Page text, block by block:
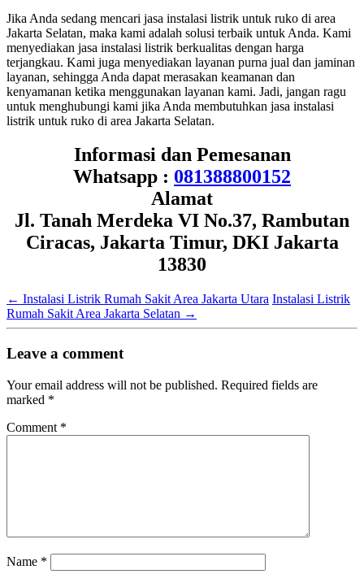
Jika Anda sedang mencari jasa instalasi listrik untuk ruko di area
Jakarta Selatan, maka kami adalah solusi terbaik untuk Anda. Kami
menyediakan jasa instalasi listrik berkualitas dengan harga
terjangkau. Kami juga menyediakan layanan purna jual dan jaminan
layanan, sehingga Anda dapat merasakan keamanan dan
kenyamanan ketika menggunakan layanan kami. Jadi, jangan ragu
untuk menghubungi kami jika Anda membutuhkan jasa instalasi
listrik untuk ruko di area Jakarta Selatan.
Informasi dan Pemesanan
Whatsapp : 081388800152
Alamat
Jl. Tanah Merdeka VI No.37, Rambutan
Ciracas, Jakarta Timur, DKI Jakarta
13830
← Instalasi Listrik Rumah Sakit Area Jakarta Utara Instalasi Listrik
Rumah Sakit Area Jakarta Selatan →
Leave a comment
Your email address will not be published. Required fields are
marked *
Comment *
Name *